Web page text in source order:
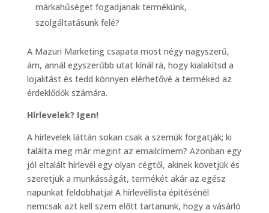
márkahűséget fogadjanak termékünk,
szolgáltatásunk felé?
A Mazuri Marketing csapata most négy nagyszerű,
ám, annál egyszerűbb utat kínál rá, hogy kialakítsd a
lojalitást és tedd könnyen elérhetővé a terméked az
érdeklődők számára.
Hírlevelek? Igen!
A hírlevelek láttán sokan csak a szemük forgatják; ki
találta meg már megint az emailcímem? Azonban egy
jól eltalált hírlevél egy olyan cégtől, akinek követjük és
szeretjük a munkásságát, termékét akár az egész
napunkat feldobhatja! A hírlevéllista építésénél
nemcsak azt kell szem előtt tartanunk, hogy a vásárló